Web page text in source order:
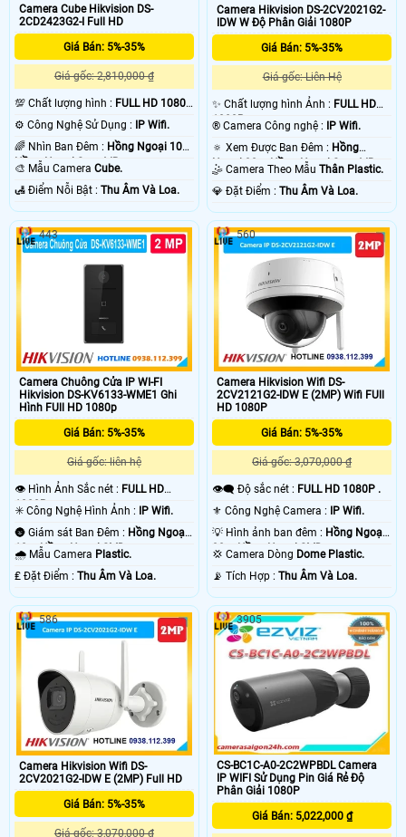
Camera Cube Hikvision DS-
2CD2423G2-I Full HD
Giá Bán: 5%-35%
Giá gốc: 2,810,000 ₫
💯 Chất lượng hình : FULL HD 1080P
.
⚙ Công Nghệ Sử Dụng :
IP Wifi.
🌈 Nhìn Ban Đêm : Hồng Ngoại 10m
Hồng Ngoại Smart IR.
🎨 Mẫu Camera Cube.
️🛃 Điểm Nỗi Bật : Thu Âm Và Loa.
Camera Hikvision DS-2CV2021G2-
IDW W Độ Phân Giải 1080P
Giá Bán: 5%-35%
Giá gốc: Liên Hệ
✨ Chất lượng hình Ảnh : FULL HD
1080P .
®️ Camera Công nghệ :
IP Wifi.
🔅 Xem Được Ban Đêm : Hồng
Ngoại 30m Hồng Ngoại Smart IR.
🤹 Camera Theo MẫuThân Plastic.
️💎 Đặt Điểm :Thu Âm Và Loa.
Camera Chuông Cửa IP WI-FI
Hikvision DS-KV6133-WME1 Ghi
Hình FUll HD 1080p
Giá Bán: 5%-35%
Giá gốc: liên hệ
👁 Hình Ảnh Sắc nét : FULL HD
1080P .
✳️ Công Nghệ Hình Ảnh : IP Wifi.
🌚 Giám sát Ban Đêm : Hồng Ngoại
10m Hồng Ngoại SMD.
🌧️ Mẫu Camera Plastic.
️₤ Đặt Điểm : Thu Âm Và Loa.
443
Camera Hikvision Wifi DS-
2CV2121G2-IDW E (2MP) Wifi FUll
HD 1080P
Giá Bán: 5%-35%
Giá gốc: 3,070,000 ₫
👁️‍🗨 Độ sắc nét : FULL HD 1080P .
⚜️ Công Nghệ Camera : IP Wifi.
💡 Hình ảnh ban đêm : Hồng Ngoại
30m Hồng Ngoại SMD.
💢 Camera Dòng Dome Plastic.
️📡 Tích Hợp :Thu Âm Và Loa.
560
Camera Hikvision Wifi DS-
2CV2021G2-IDW E (2MP) Full HD
Giá Bán: 5%-35%
Giá gốc: 3,070,000 ₫
586
CS-BC1C-A0-2C2WPBDL Camera
IP WIFI Sử Dụng Pin Giá Rẻ Độ
Phân Giải 1080P
Giá Bán: 5,022,000 ₫
3905